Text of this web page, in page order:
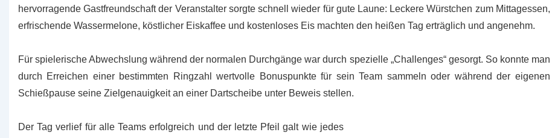
hervorragende Gastfreundschaft der Veranstalter sorgte schnell wieder für gute Laune: Leckere Würstchen zum Mittagessen,
erfrischende Wassermelone, köstlicher Eiskaffee und kostenloses Eis machten den heißen Tag erträglich und angenehm.
Für spielerische Abwechslung während der normalen Durchgänge war durch spezielle „Challenges“ gesorgt. So konnte man
durch Erreichen einer bestimmten Ringzahl wertvolle Bonuspunkte für sein Team sammeln oder während der eigenen
Schießpause seine Zielgenauigkeit an einer Dartscheibe unter Beweis stellen.
Der Tag verlief für alle Teams erfolgreich und der letzte Pfeil galt wie jedes